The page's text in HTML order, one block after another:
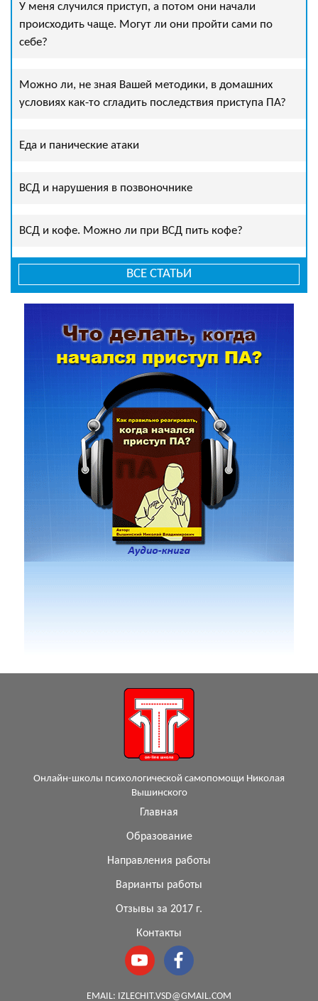
У меня случился приступ, а потом они начали
происходить чаще. Могут ли они пройти сами по
себе?
Можно ли, не зная Вашей методики, в домашних
условиях как-то сгладить последствия приступа ПА?
Еда и панические атаки
ВСД и нарушения в позвоночнике
ВСД и кофе. Можно ли при ВСД пить кофе?
ВСЕ СТАТЬИ
Онлайн-школы психологической самопомощи Николая
Вышинского
Главная
Образование
Направления работы
Варианты работы
Отзывы за 2017 г.
Контакты
EMAIL: IZLECHIT.VSD@GMAIL.COM